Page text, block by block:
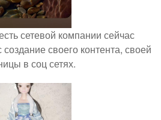
сетевой компании сейчас
своего контента, своей
в соц сетях.